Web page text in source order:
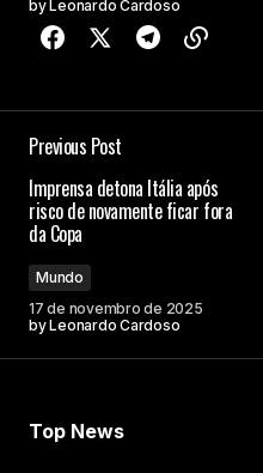
by Leonardo Cardoso
Previous Post
Imprensa detona Itália após
risco de novamente ficar fora
da Copa
Mundo
17 de novembro de 2025
byLeonardo Cardoso
Top News